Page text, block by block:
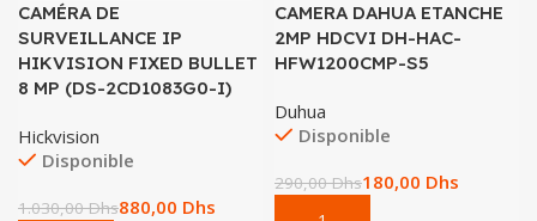
CAMÉRA DE
SURVEILLANCE IP
HIKVISION FIXED BULLET
8 MP (DS-2CD1083G0-I)
Hickvision
Disponible
1.030,00Dhs880,00 Dhs
CAMERA DAHUA ETANCHE
2MP HDCVI DH-HAC-
HFW1200CMP-S5
Duhua
Disponible
290,00Dhs180,00 Dhs